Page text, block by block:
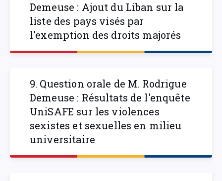
Demeuse : Ajout du Liban sur la
liste des pays visés par
l'exemption des droits majorés
9. Question orale de M. Rodrigue
Demeuse : Résultats de l'enquête
UniSAFE sur les violences
sexistes et sexuelles en milieu
universitaire